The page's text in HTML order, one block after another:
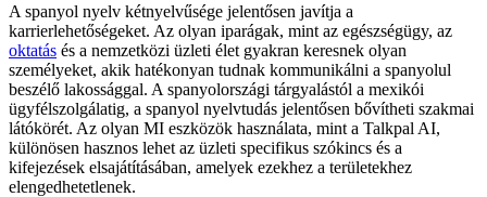
A spanyol nyelv kétnyelvűsége jelentősen javítja a
karrierlehetőségeket. Az olyan iparágak, mint az egészségügy, az
oktatás és a nemzetközi üzleti élet gyakran keresnek olyan
személyeket, akik hatékonyan tudnak kommunikálni a spanyolul
beszélő lakossággal. A spanyolországi tárgyalástól a mexikói
ügyfélszolgálatig, a spanyol nyelvtudás jelentősen bővítheti szakmai
látókörét. Az olyan MI eszközök használata, mint a Talkpal AI,
különösen hasznos lehet az üzleti specifikus szókincs és a
kifejezések elsajátításában, amelyek ezekhez a területekhez
elengedhetetlenek.